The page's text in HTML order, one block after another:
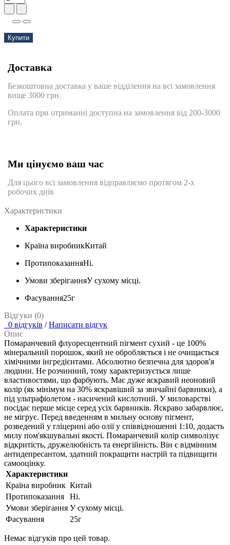
Купити
Доставка
Безкоштовна доставка у ваше відділення на всі замовлення
вище 3000 грн.
Оплата при отриманні доступна на замовлення від 200-3000
грн.
Ми цінуємо ваш час
Для цього всі замовлення відправляємо протягом 2-х
робочих днів
Характеристики
Характеристики
Країна виробникКитай
ПротипоказанняНі.
Умови зберіганняУ сухому місці.
Фасування25г
Відгуки (0)
0 відгуків / Написати відгук
Опис
Помаранчевий флуоресцентний пігмент сухий - це 100%
мінеральний порошок, який не обробляється і не очищається
хімічними інгредієнтами. Абсолютно безпечна для здоров'я
людини. Не розчинний, тому характеризується лише
властивостями, що фарбують. Має дуже яскравий неоновий
колір (як мінімум на 30% яскравіший за звичайні барвники), а
під ультрафіолетом - насичений кислотний. У миловарстві
посідає перше місце серед усіх барвників. Яскраво забарвлює,
не мігрує. Перед введенням в мильну основу пігмент,
розведений у гліцерині або олії у співвідношенні 1:10, додасть
милу пом'якшувальні якості. Помаранчевий колір символізує
відкритість, дружелюбність та енергійність. Він є відмінним
антидепресантом, здатний покращити настрій та підвищити
самооцінку.
Характеристики
Країна виробник Китай
Протипоказання
Ні.
Умови зберігання У сухому місці.
Фасування
25г
Немає відгуків про цей товар.